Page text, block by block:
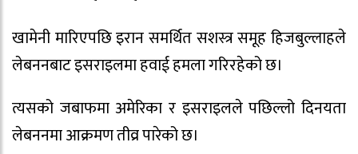
खामेनी मारिएपछि इरान समर्थित सशस्त्र समूह हिजबुल्लाहले
लेबननबाट इसराइलमा हवाई हमला गरिरहेको छ।
त्यसको जबाफमा अमेरिका र इसराइलले पछिल्लो दिनयता
लेबननमा आक्रमण तीव्र पारेको छ।